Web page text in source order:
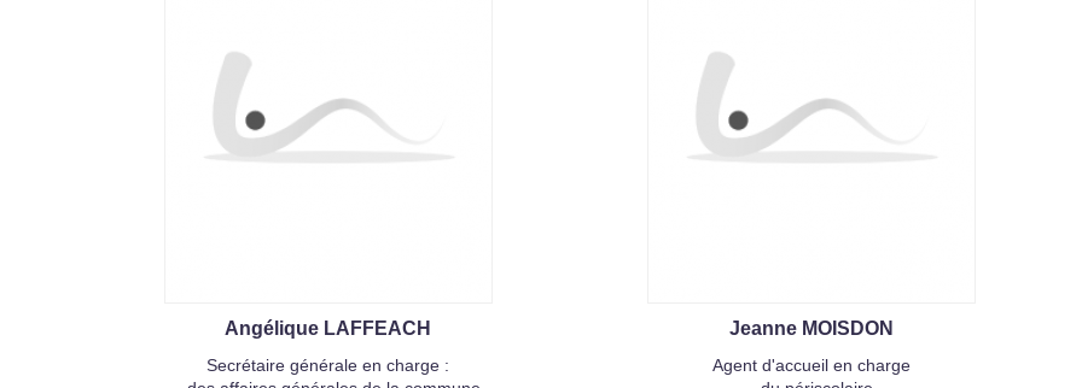
Angélique LAFFEACH
Secrétaire générale en charge :
Jeanne MOISDON
Agent d'accueil en charge